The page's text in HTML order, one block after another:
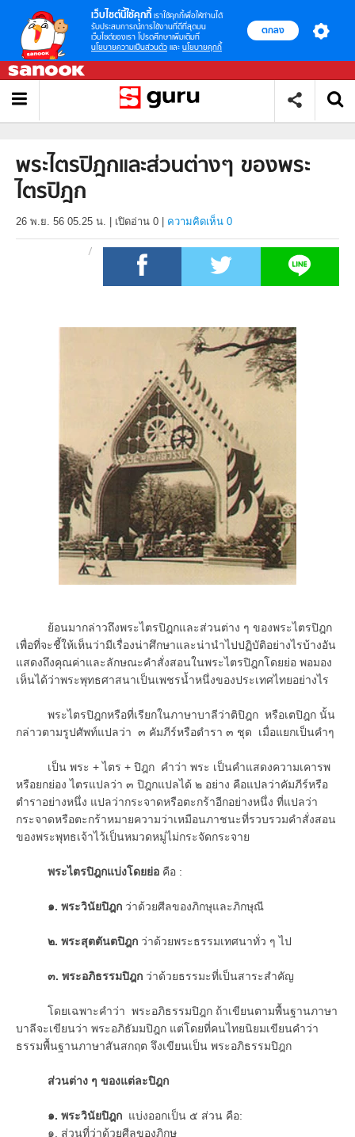
เว็บไซต์นี้ใช้คุกกี้ เราใช้คุกกี้เพื่อให้ท่านได้
รับประสบการณ์การใช้งานที่ดีที่สุดบน
เว็บไซต์ของเรา โปรดศึกษาเพิ่มเติมที่
นโยบายความเป็นส่วนตัว และ นโยบายคุกกี้
ตกลง
พระไตรปิฎกและส่วนต่างๆ ของพระ
ไตรปิฎก
26 พ.ย. 56 05.25 น. เปิดอ่าน 0 ความคิดเห็น 0
ย้อนมากล่าวถึงพระไตรปิฎกและส่วนต่าง ๆ ของพระไตรปิฎก
เพื่อที่จะชี้ให้เห็นว่ามีเรื่องน่าศึกษาและน่านำไปปฏิบัติอย่างไรบ้างอัน
แสดงถึงคุณค่าและลักษณะคำสั่งสอนในพระไตรปิฎกโดยย่อ พอมอง
เห็นได้ว่าพระพุทธศาสนาเป็นเพชรน้ำหนึ่งของประเทศไทยอย่างไร
พระไตรปิฎกหรือที่เรียกในภาษาบาลีว่าติปิฎก หรือเตปิฎก นั้น
กล่าวตามรูปศัพท์แปลว่า ๓ คัมภีร์หรือตำรา ๓ ชุด เมื่อแยกเป็นคำๆ
เป็น พระ + ไตร + ปิฎก คำว่า พระ เป็นคำแสดงความเคารพ
หรือยกย่อง ไตรแปลว่า ๓ ปิฎกแปลได้ ๒ อย่าง คือแปลว่าคัมภีร์หรือ
ตำราอย่างหนึ่ง แปลว่ากระจาดหรือตะกร้าอีกอย่างหนึ่ง ที่แปลว่า
กระจาดหรือตะกร้าหมายความว่าเหมือนภาชนะที่รวบรวมคำสั่งสอน
ของพระพุทธเจ้าไว้เป็นหมวดหมู่ไม่กระจัดกระจาย
พระไตรปิฎกแบ่งโดยย่อ คือ :
๑. พระวินัยปิฎก ว่าด้วยศีลของภิกษุและภิกษุณี
๒. พระสุตตันตปิฎก ว่าด้วยพระธรรมเทศนาทั่ว ๆ ไป
๓. พระอภิธรรมปิฎก ว่าด้วยธรรมะที่เป็นสาระสำคัญ
โดยเฉพาะคำว่า พระอภิธรรมปิฎก ถ้าเขียนตามพื้นฐานภาษา
บาลีจะเขียนว่า พระอภิธัมมปิฎก แต่โดยที่คนไทยนิยมเขียนคำว่า
ธรรมพื้นฐานภาษาสันสกฤต จึงเขียนเป็น พระอภิธรรมปิฎก
ส่วนต่าง ๆ ของแต่ละปิฎก
๑. พระวินัยปิฎก แบ่งออกเป็น ๕ ส่วน คือ:
๑. ส่วนที่ว่าด้วยศีลของภิกษุ